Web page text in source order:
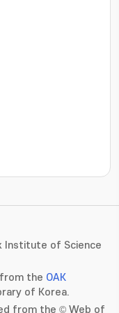
,
Institute of Science
the OAK
of Korea.
from the © Web of